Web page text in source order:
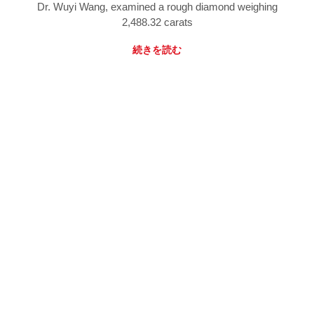
Dr. Wuyi Wang, examined a rough diamond weighing
2,488.32 carats
続きを読む